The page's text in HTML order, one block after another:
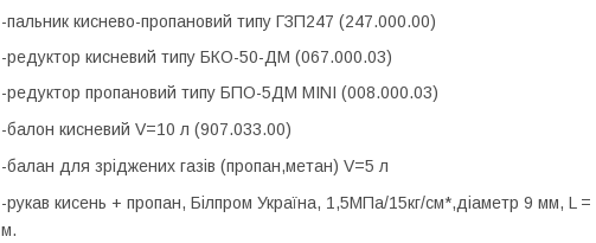
-пальник киснево-пропановий типу ГЗП247 (247.000.00)
-редуктор кисневий типу БКО-50-ДМ (067.000.03)
-редуктор пропановий типу БПО-5ДМ MINI (008.000.03)
-балон кисневий V=10 л (907.033.00)
-балан для зріджених газів (пропан,метан) V=5 л
-рукав кисень + пропан, Білпром Україна, 1,5МПа/15кг/см*,діаметр 9 мм, L
м.